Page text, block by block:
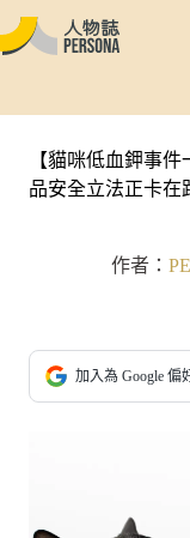
【貓咪低血鉀事
品安全立法正卡在
作者：
加入為 Google 偏